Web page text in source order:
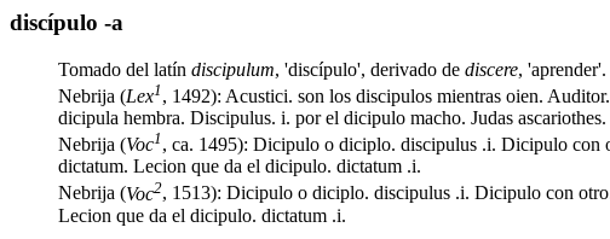
discípulo -a
Tomado del latín discipulum, 'discípulo', derivado de discere, 'aprender'.
Nebrija (Lex1 , 1492): Acustici. son los discipulos mientras oien.
dicipula hembra. Discipulus. i. por el dicipulo macho. Judas
Nebrija (Voc1 , ca. 1495): Dicipulo o diciplo. discipulus .i. Dicipulo
dictatum. Lecion que da el dicipulo. dictatum .i.
Nebrija (Voc2, 1513): Dicipulo o diciplo. discipulus .i. Dicipulo con
Lecion que da el dicipulo. dictatum .i.